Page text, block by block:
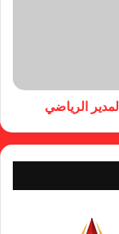
الرياضي